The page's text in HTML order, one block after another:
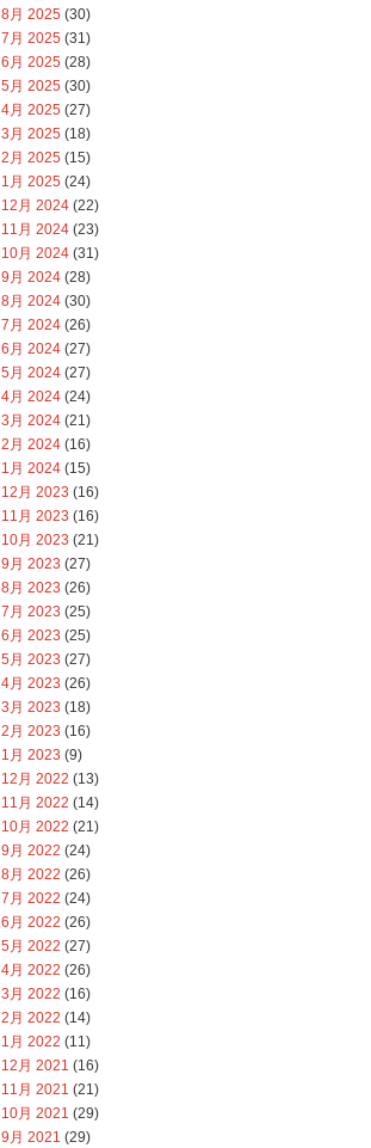
8月 2025 (30)
7月 2025 (31)
6月 2025 (28)
5月 2025 (30)
4月 2025 (27)
3月 2025 (18)
2月 2025 (15)
1月 2025 (24)
12月 2024 (22)
11月 2024 (23)
10月 2024 (31)
9月 2024 (28)
8月 2024 (30)
7月 2024 (26)
6月 2024 (27)
5月 2024 (27)
4月 2024 (24)
3月 2024 (21)
2月 2024 (16)
1月 2024 (15)
12月 2023 (16)
11月 2023 (16)
10月 2023 (21)
9月 2023 (27)
8月 2023 (26)
7月 2023 (25)
6月 2023 (25)
5月 2023 (27)
4月 2023 (26)
3月 2023 (18)
2月 2023 (16)
1月 2023 (9)
12月 2022 (13)
11月 2022 (14)
10月 2022 (21)
9月 2022 (24)
8月 2022 (26)
7月 2022 (24)
6月 2022 (26)
5月 2022 (27)
4月 2022 (26)
3月 2022 (16)
2月 2022 (14)
1月 2022 (11)
12月 2021 (16)
11月 2021 (21)
10月 2021 (29)
9月 2021 (29)